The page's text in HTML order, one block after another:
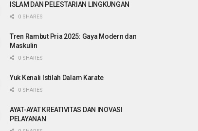
ISLAM DAN PELESTARIAN LINGKUNGAN
0 SHARES
Tren Rambut Pria 2025: Gaya Modern dan
Maskulin
0 SHARES
Yuk Kenali Istilah Dalam Karate
0 SHARES
AYAT-AYAT KREATIVITAS DAN INOVASI
PELAYANAN